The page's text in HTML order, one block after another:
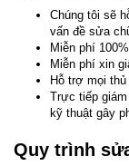
Chúng tôi sẽ
vấn đề sửa
Miễn phí
Miễn phí xin
Hỗ trợ mọi
Trực tiếp
kỹ thuật gây
Quy trình